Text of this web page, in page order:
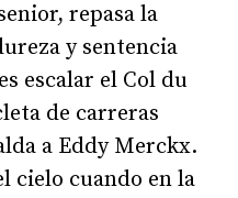
repasa la
y sentencia
escalar el Col du
de carreras
a Eddy Merckx.
cielo cuando en la